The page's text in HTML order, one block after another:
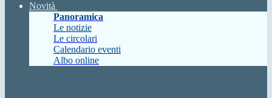
Novità
Panoramica
Le notizie
Le circolari
Calendario eventi
Albo online